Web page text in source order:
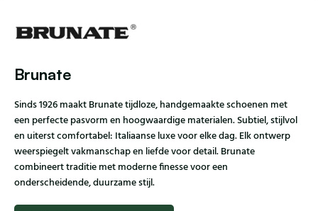
Brunate
Sinds 1926 maakt Brunate tijdloze, handgemaakte schoenen met
een perfecte pasvorm en hoogwaardige materialen. Subtiel, stijlvol
en uiterst comfortabel: Italiaanse luxe voor elke dag. Elk ontwerp
weerspiegelt vakmanschap en liefde voor detail. Brunate
combineert traditie met moderne finesse voor een
onderscheidende, duurzame stijl.